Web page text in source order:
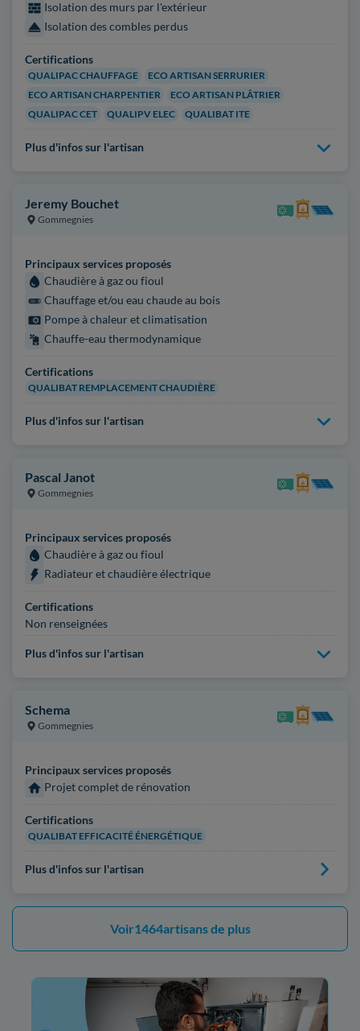
Isolation des murs par l'extérieur
Isolation des combles perdus
Certifications
QUALIPAC CHAUFFAGE
ECO ARTISAN SERRURIER
ECO ARTISAN CHARPENTIER
ECO ARTISAN PLÂTRIER
QUALIPAC CET
QUALIPV ELEC QUALIBAT ITE
Plus d'infos sur l'artisan
Jeremy Bouchet
Gommegnies
Principaux services proposés
Chaudière à gaz ou fioul
Chauffage et/ou eau chaude au bois
Pompe à chaleur et climatisation
Chauffe-eau thermodynamique
Certifications
QUALIBAT REMPLACEMENT CHAUDIÈRE
Plus d'infos sur l'artisan
Pascal Janot
Gommegnies
Principaux services proposés
Chaudière à gaz ou fioul
Radiateur et chaudière électrique
Certifications
Non renseignées
Plus d'infos sur l'artisan
Schema
Gommegnies
Principaux services proposés
Projet complet de rénovation
Certifications
QUALIBAT EFFICACITÉ ÉNERGÉTIQUE
Plus d'infos sur l'artisan
Voir1464artisans de plus